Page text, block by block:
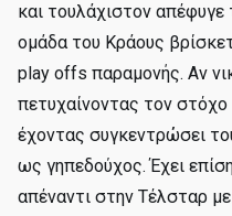
και τουλάχιστον
ομάδα του Κράους
play offs παραμονής. Αν
πετυχαίνοντας τον στόχο
έχοντας συγκεντρώσει
ως γηπεδούχος. Έχει
απέναντι στην Τέλσταρ με